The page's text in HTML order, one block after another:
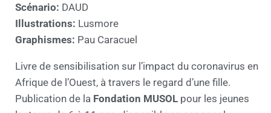
Scénario: DAUD
Illustrations: Lusmore
Graphismes: Pau Caracuel
Livre de sensibilisation sur l’impact du coronavirus en
Afrique de l’Ouest, à travers le regard d’une fille.
Publication de la Fondation MUSOL pour les jeunes